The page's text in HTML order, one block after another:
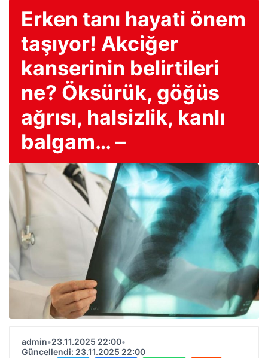
Erken tanı hayati önem
taşıyor! Akciğer
kanserinin belirtileri
ne? Öksürük, göğüs
ağrısı, halsizlik, kanlı
balgam… –
admin•23.11.2025 22:00•
Güncellendi: 23.11.2025 22:00